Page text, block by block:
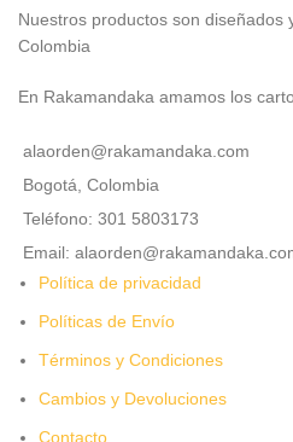
Nuestros productos son diseñados
Colombia
En Rakamandaka amamos los
alaorden@rakamandaka.com
Bogotá, Colombia
Teléfono: 301 5803173
Email:
Política de privacidad
Políticas de Envío
Términos y Condiciones
Cambios y Devoluciones
Contacto